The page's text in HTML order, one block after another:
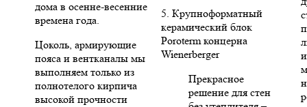
дома в осенне-весенние
времена года.
Цоколь, армирующие
пояса и вентканалы мы
выполняем только из
полнотелого кирпича
высокой прочности
5. Крупноформатный
керамический блок
Poroterm концерна
Wienerberger
Прекрасное
решение для стен